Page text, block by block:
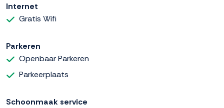
Internet
Gratis Wifi
Parkeren
Openbaar Parkeren
Parkeerplaats
Schoonmaak service